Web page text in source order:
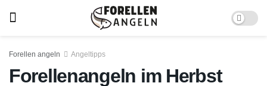
Forellen angeln Angeltipps
Forellenangeln im Herbst